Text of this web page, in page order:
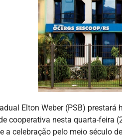
Elton Weber (PSB)
cooperativa nesta quarta-feira
a celebração pelo meio século